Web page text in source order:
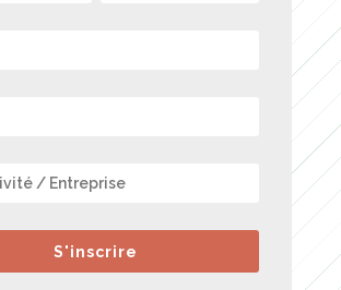
S'inscrire